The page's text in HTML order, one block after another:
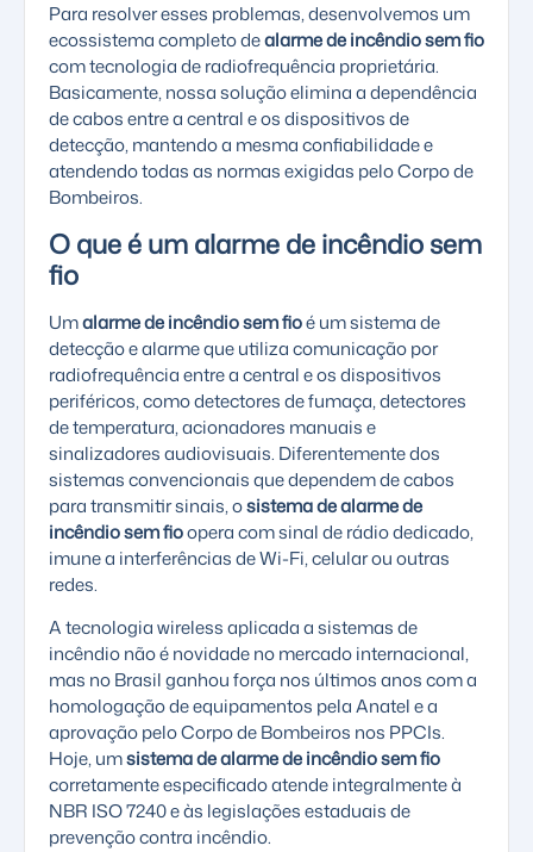
Para resolver esses problemas, desenvolvemos um
ecossistema completo dealarme de incêndio sem fio
com tecnologia de radiofrequência proprietária.
Basicamente, nossa solução elimina a dependência
de cabos entre a central e os dispositivos de
detecção, mantendo a mesma confiabilidade e
atendendo todas as normas exigidas pelo Corpo de
Bombeiros.
O que é um alarme de incêndio sem
fio
Umalarme de incêndio sem fioé um sistema de
detecção e alarme que utiliza comunicação por
radiofrequência entre a central e os dispositivos
periféricos, como detectores de fumaça, detectores
de temperatura, acionadores manuais e
sinalizadores audiovisuais. Diferentemente dos
sistemas convencionais que dependem de cabos
para transmitir sinais, osistema de alarme de
incêndio sem fioopera com sinal de rádio dedicado,
imune a interferências de Wi-Fi, celular ou outras
redes.
A tecnologia wireless aplicada a sistemas de
incêndio não é novidade no mercado internacional,
mas no Brasil ganhou força nos últimos anos com a
homologação de equipamentos pela Anatel e a
aprovação pelo Corpo de Bombeiros nos PPCIs.
Hoje, umsistema de alarme de incêndio sem fio
corretamente especificado atende integralmente à
NBR ISO 7240 e às legislações estaduais de
prevenção contra incêndio.